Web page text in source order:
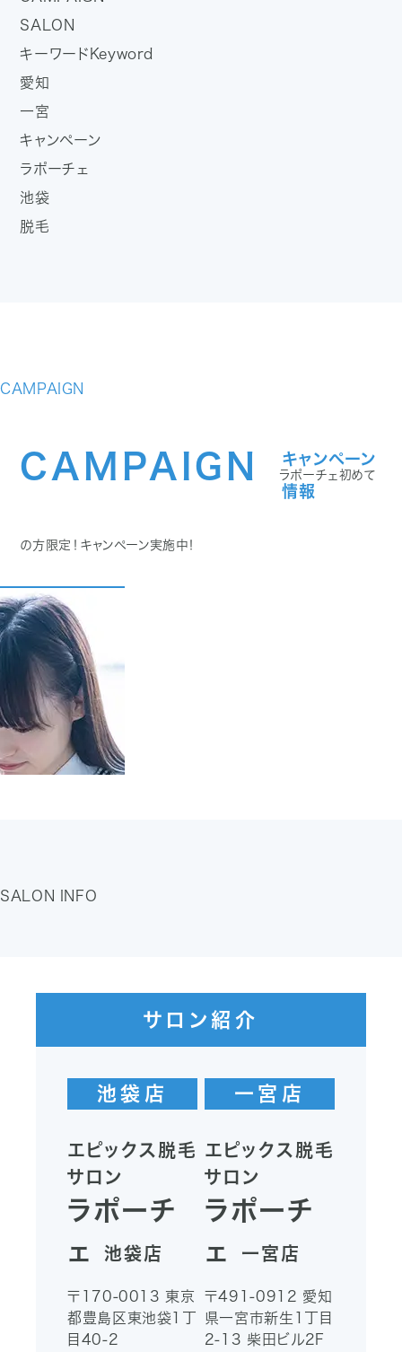
SALON
キーワード Keyword
愛知
一宮
キャンペーン
ラポーチェ
池袋
脱毛
CAMPAIGN
CAMPAIGN
キャンペーン
情報
ラポーチェ初めて
の方限定！キャンペーン実施中！
SALON INFO
サロン紹介
池袋店
エピックス脱毛
サロン
ラポーチ
ェ
池袋店
〒170-0013 東京
都豊島区東池袋1丁
目40-2
一宮店
エピックス脱毛
サロン
ラポーチ
ェ
一宮店
〒491-0912 愛知
県一宮市新生1丁目
2-13 柴田ビル2F